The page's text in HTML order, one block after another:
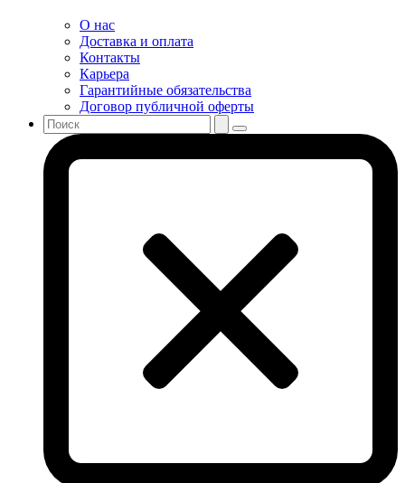
О нас
Доставка и оплата
Контакты
Карьера
Гарантийные обязательства
Договор публичной оферты